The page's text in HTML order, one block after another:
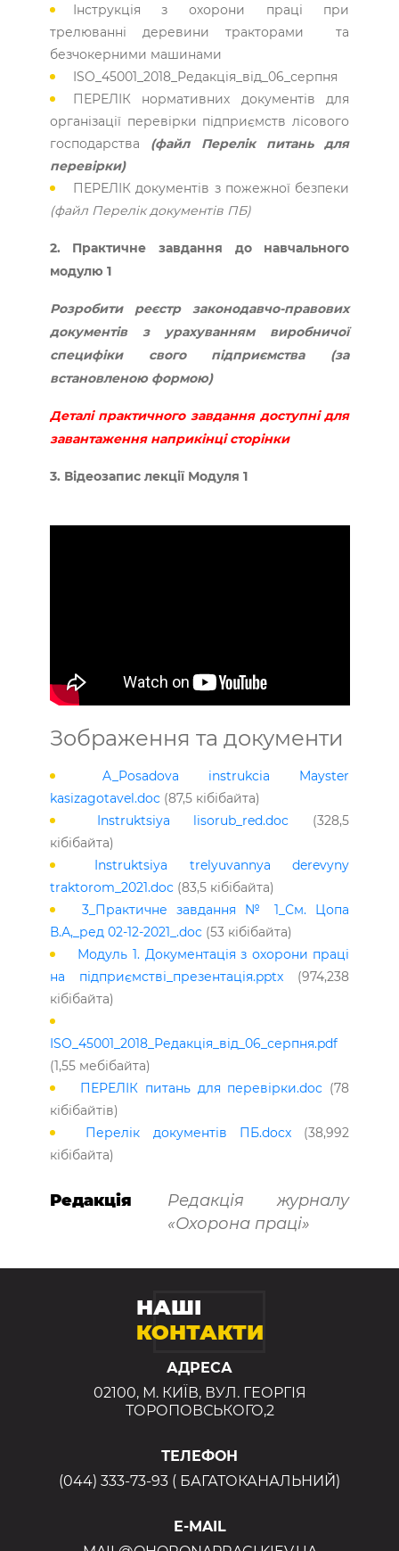
Інструкція з охорони праці при
трелюванні деревини тракторами та
безчокерними машинами
ISO_45001_2018_Редакцiя_вiд_06_серпня
ПЕРЕЛІК нормативних документів для
організації перевірки підприємств лісового
господарства (файл Перелік питань для
перевірки)
ПЕРЕЛІК документів з пожежної безпеки
(файл Перелік документів ПБ)
2. Практичне завдання до навчального
модулю 1
Розробити реєстр законодавчо-правових
документів з урахуванням виробничої
специфіки свого підприємства (за
встановленою формою)
Деталі практичного завдання доступні для
завантаження наприкінці сторінки
3. Відеозапис лекції Модуля 1
Зображення та документи
A_Posadova instrukcia Mayster
kasizagotavel.doc(87,5 кібібайта)
Instruktsiya lisorub_red.doc (328,5
кібібайта)
Instruktsiya trelyuvannya derevyny
traktorom_2021.doc(83,5 кібібайта)
3_Практичне завдання № 1_См. Цопа
В.А,_ред 02-12-2021_.doc(53 кібібайта)
Модуль 1. Документація з охорони праці
на підприємстві_презентація.pptx (974,238
кібібайта)
ISO_45001_2018_Редакцiя_вiд_06_серпня.pdf
(1,55 мебібайта)
ПЕРЕЛІК питань для перевірки.doc (78
кібібайтів)
Перелік документів ПБ.docx(38,992
кібібайта)
Редакція
Редакція журналу
«Охорона праці»
НАШІ
КОНТАКТИ
АДРЕСА
02100, М. КИЇВ, ВУЛ. ГЕОРГІЯ
ТОРОПОВСЬКОГО,2
ТЕЛЕФОН
(044) 333-73-93 ( БАГАТОКАНАЛЬНИЙ)
E-MAIL